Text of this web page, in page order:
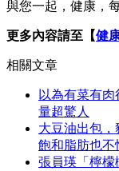
與您一起，健康，
更多內容請至【健
相關文章
以為有菜有
量超驚人
大豆油出包，
飽和脂肪也不
張員瑛「檸檬